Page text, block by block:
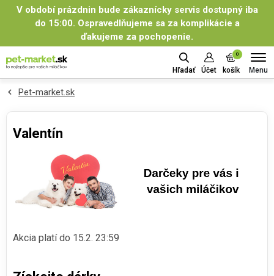
V období prázdnin bude zákaznícky servis dostupný iba
do 15:00. Ospravedlňujeme sa za komplikácie a
ďakujeme za pochopenie.
Hľadať Účet
0
košík Menu
Pet-market.sk
Valentín
Akcia platí do 15.2. 23:59